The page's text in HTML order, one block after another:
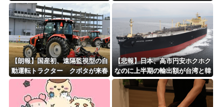
ｗｗｗｗｗｗｗｗ
【朗報】国産初、遠隔監視型の自
動運転トラクター クボタが来春
に発売！！！
【悲報】日本、高市円安ホクホク
なのに上半期の輸出額が台湾と韓
国に抜かれる・・・